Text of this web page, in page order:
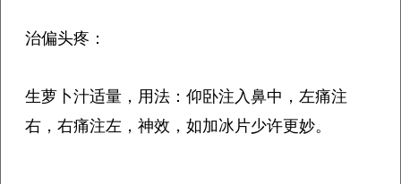
治偏头疼：
生萝卜汁适量，用法：仰卧注入鼻中，左痛注
右，右痛注左，神效，如加冰片少许更妙。